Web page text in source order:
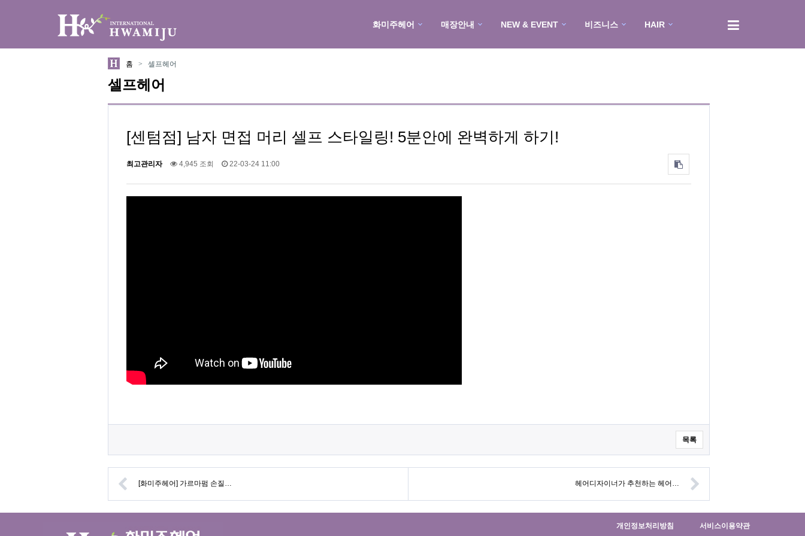
화미주헤어 매장안내 NEW & EVENT
비즈니스
HAIR
하위분류
홈 > 셀프헤어
셀프헤어
[센텀점] 남자 면접 머리 셀프 스타일링! 5분안에 완벽하게 하기!
최고관리자 4,945 조회 22-03-24 11:00
목록
[화미주헤어] 가르마펌 손질… 헤어디자이너가 추천하는 헤어…
개인정보처리방침 서비스이용약관